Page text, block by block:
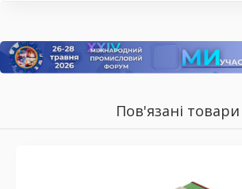
Пов'язані товари